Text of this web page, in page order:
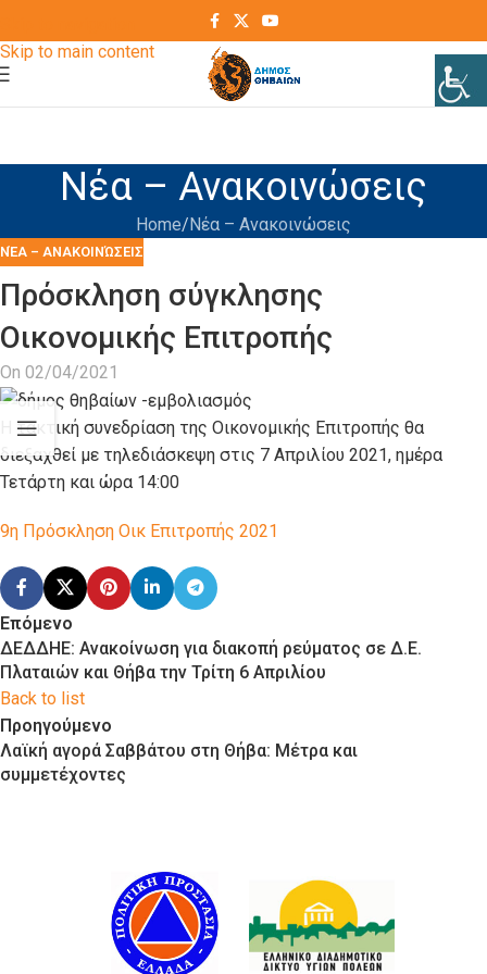
Skip to main content
Νέα – Ανακοινώσεις
Home Νέα – Ανακοινώσεις
ΝΈΑ – ΑΝΑΚΟΙΝΏΣΕΙΣ
Πρόσκληση σύγκλησης
Οικονομικής Επιτροπής
On 02/04/2021
Η τακτική συνεδρίαση της Οικονομικής Επιτροπής θα
διεξαχθεί με τηλεδιάσκεψη στις 7 Απριλίου 2021, ημέρα
Τετάρτη και ώρα 14:00
9η Πρόσκληση Οικ Επιτροπής 2021
Επόμενο
ΔΕΔΔΗΕ: Ανακοίνωση για διακοπή ρεύματος σε Δ.Ε.
Πλαταιών και Θήβα την Τρίτη 6 Απριλίου
Back to list
Προηγούμενο
Λαϊκή αγορά Σαββάτου στη Θήβα: Μέτρα και
συμμετέχοντες